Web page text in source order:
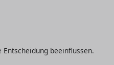
beeinflussen.